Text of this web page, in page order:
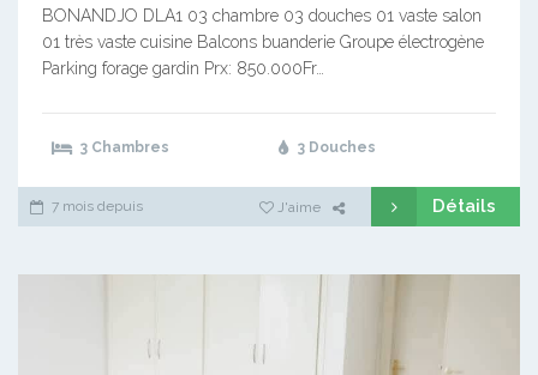
BONANDJO DLA1 03 chambre 03 douches 01 vaste salon
01 très vaste cuisine Balcons buanderie Groupe électrogène
Parking forage gardin Prx: 850.000Fr…
3 Chambres 3 Douches
7 mois depuis J'aime Détails